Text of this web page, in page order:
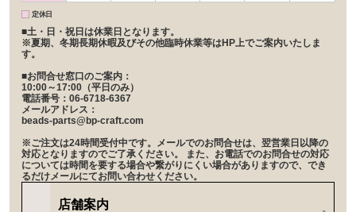
定休日
■土・日・祝日は休業日となります。
※夏期、冬期長期休暇及びその他臨時休業等はHP上でご案内いたしま
す。
■お問合せ窓口のご案内：
10:00～17:00（平日のみ）
電話番号：06-6718-6367
メールアドレス：
beads-parts@bp-craft.com
※ご注文は24時間受付中です。メールでのお問合せは、翌営業日以降の
対応となりますのでご了承ください。 また、お電話でのお問合せの対応
については時間を要する場合や繋がりにくい場合がありますので、でき
るだけメールにてお問い合わせください。
店舗案内